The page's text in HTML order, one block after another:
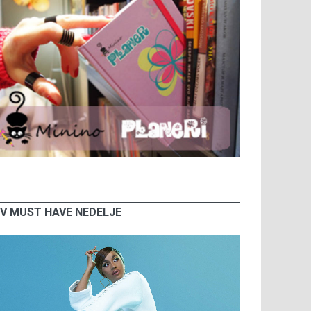
MUST HAVE NEDELJE